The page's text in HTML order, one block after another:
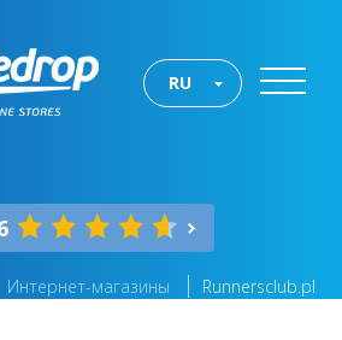
RU
Интернет-магазины Runnersclub.pl